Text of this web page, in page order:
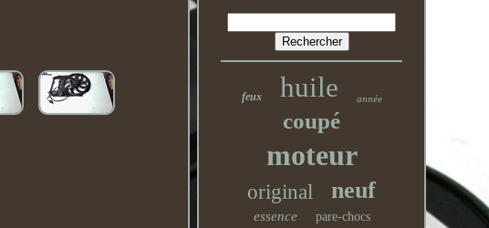
feux huile année
coupé
moteur
original neuf
essence pare-chocs